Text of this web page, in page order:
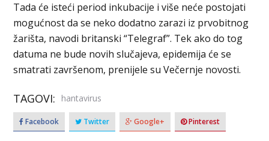
Tada će isteći period inkubacije i više neće postojati
mogućnost da se neko dodatno zarazi iz prvobitnog
žarišta, navodi britanski “Telegraf”. Tek ako do tog
datuma ne bude novih slučajeva, epidemija će se
smatrati završenom, prenijele su Večernje novosti.
TAGOVI: hantavirus
Facebook Twitter Google+ Pinterest